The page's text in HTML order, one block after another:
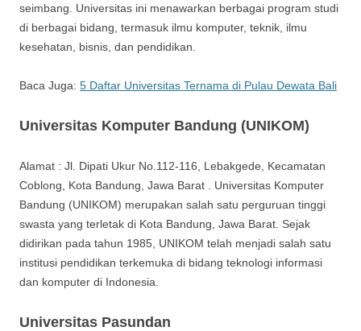
seimbang. Universitas ini menawarkan berbagai program studi
di berbagai bidang, termasuk ilmu komputer, teknik, ilmu
kesehatan, bisnis, dan pendidikan.
Baca Juga: 5 Daftar Universitas Ternama di Pulau Dewata Bali
Universitas Komputer Bandung (UNIKOM)
Alamat : Jl. Dipati Ukur No.112-116, Lebakgede, Kecamatan
Coblong, Kota Bandung, Jawa Barat . Universitas Komputer
Bandung (UNIKOM) merupakan salah satu perguruan tinggi
swasta yang terletak di Kota Bandung, Jawa Barat. Sejak
didirikan pada tahun 1985, UNIKOM telah menjadi salah satu
institusi pendidikan terkemuka di bidang teknologi informasi
dan komputer di Indonesia.
Universitas Pasundan